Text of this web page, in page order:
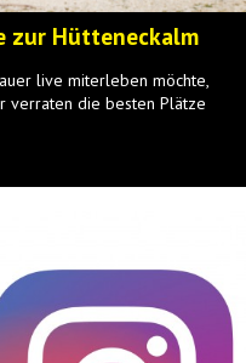
zur Hütteneckalm
live miterleben möchte,
verraten die besten Plätze